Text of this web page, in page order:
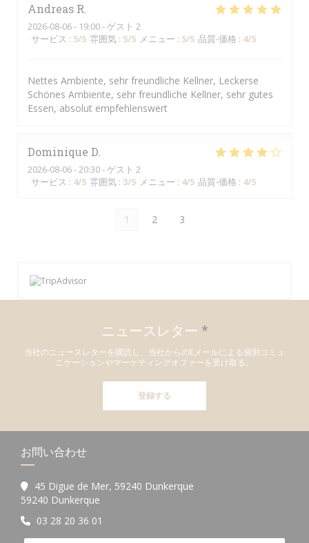
Andreas R
2026-08-06- 19:00 - ゲスト 2
サービス : 5/5 雰囲気 : 5/5 メニュー : 5/5 品質-価格 : 4/5
Nettes Ambiente, sehr freundliche Kellner, Leckerse
Schönes Ambiente, sehr freundliche Kellner, sehr gutes
Essen, absolut empfehlenswert
Dominique D
2026-08-06- 20:30 - ゲスト 2
サービス : 4/5 雰囲気 : 3/5 メニュー : 4/5 品質-価格 : 4/5
1 2 3
ニュースレター *
当社のニュースレターを購読し、当社からのEメールによる個別コミュ
ニケーションやマーケティングオファーを受け取る。
登録する
お問い合わせ
45 Digue de Mer, 59240 Dunkerque
59240 Dunkerque
03 28 20 36 01